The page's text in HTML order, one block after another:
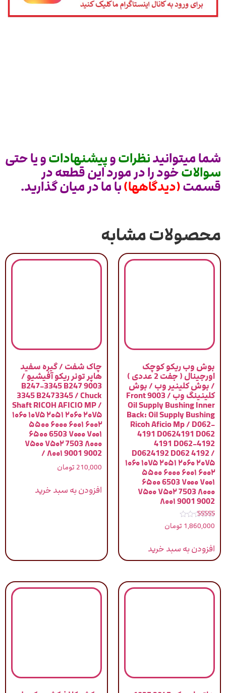
شما میتوانیدنظراتوپیشنهاداتو یا حتی
سوالاتخود را در مورد این قطعه در
قسمت(دیدگاهها)با ما در میان گذارید.
محصولات مشابه
بوش وب ریکو کوچک
اورجینال ( جفت 2 عددی )
/ بوش کلینیر وب / بوش
کلینینگ وب / 9003 Front
Oil Supply Bushing Inner
Back: Oil Supply Bushing
Ricoh Aficio Mp / D062-
4191 D0624191 D062
4191 D062-4192
D0624192 D062 4192 /
۱۰۶۰ ۱۰۷۵ ۲۰۵۱ ۲۰۶۰ ۲۰۷۵
۵۵۰۰ ۶۰۰۰ ۶۰۰۱ ۶۰۰۲
۶۵۰۰ 6503 ۷۰۰۰ ۷۰۰۱
۷۵۰۰ ۷۵۰۲ 7503 ۸۰۰۰
۸۰۰۱ 9001 9002
نمره
5.00
1,860,000 تومان
افزودن به سبد خرید
چاک شفت / گیره سفید
هاپر تونر ریکو آفیشیو /
9003 B247-3345 B247
3345 B2473345 / Chuck
Shaft RICOH AFICIO MP /
۱۰۶۰ ۱۰۷۵ ۲۰۵۱ ۲۰۶۰ ۲۰۷۵
۵۵۰۰ ۶۰۰۰ ۶۰۰۱ ۶۰۰۲
۶۵۰۰ 6503 ۷۰۰۰ ۷۰۰۱
۷۵۰۰ ۷۵۰۲ 7503 ۸۰۰۰
۸۰۰۱ 9001 9002 /
210,000 تومان
افزودن به سبد خرید